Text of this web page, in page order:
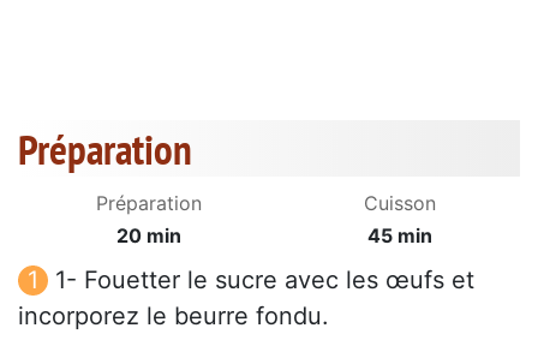
Préparation
Préparation
20 min
Cuisson
45 min
1- Fouetter le sucre avec les œufs et
incorporez le beurre fondu.